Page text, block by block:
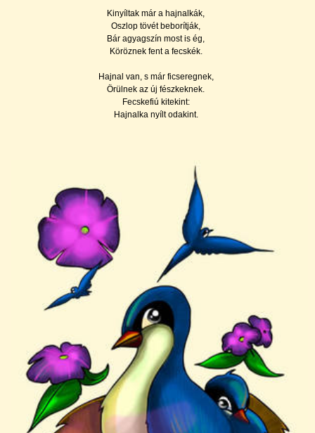
Kinyí­ltak már a hajnalkák,
Oszlop tövét beborí­tják,
Bár agyagszí­n most is ég,
Köröznek fent a fecskék.
Hajnal van, s már ficseregnek,
Örülnek az új fészkeknek.
Fecskefiú kitekint:
Hajnalka nyí­lt odakint.